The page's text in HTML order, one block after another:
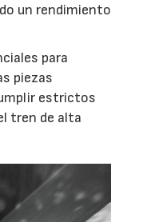
un rendimiento
para
piezas
estrictos
tren de alta